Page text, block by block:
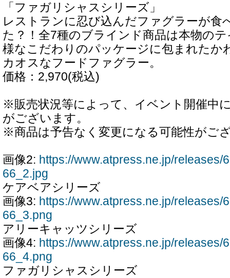
「ファガリシャスシリーズ」
レストランに忍び込んだファグラーが食
た？！全7種のブラインド商品は本物の
様なこだわりのパッケージに包まれたか
カオスなフードファグラー。
価格：2,970(税込)
※販売状況等によって、イベント開催中
がございます。
※商品は予告なく変更になる可能性がご
画像2: https://www.atpress.ne.jp/releases/
66_2.jpg
ケアベアシリーズ
画像3: https://www.atpress.ne.jp/releases/
66_3.png
アリーキャッツシリーズ
画像4: https://www.atpress.ne.jp/releases/
66_4.png
ファガリシャスシリーズ